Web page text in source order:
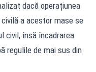
dacă operațiunea
a acestor mase se
civil, însă încadrarea
regulile de mai sus din